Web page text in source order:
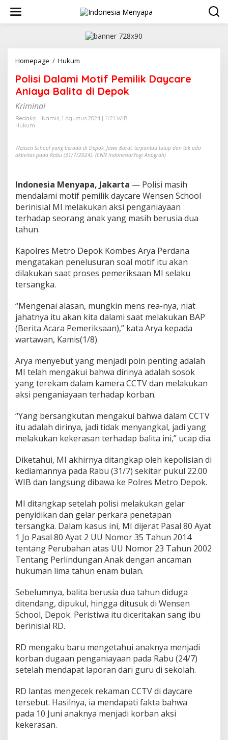
w
Homepage / Hukum
i
s
D
m
t
f
P
e
l
i
k
c
a
r
e
A
i
a
y
a
B
l
i
t
d
D
e
o
Polisi Dalami Motif Pemilik Daycare
Aniaya Balita di Depok
Kriminal
Redaksi
Kamis, 1 Agustus 2024 | 11:21 WIB
Hukum
Wensen School yang berada di Depok, Jawa Barat, terpantau tutup dan tak ada
aktivitas pada Rabu (31/7/2024). (CNN Indonesia/Yogi Anugrah)
Indonesia Menyapa, Jakarta — Polisi masih
mendalami motif pemilik daycare Wensen School
berinisial MI melakukan aksi penganiayaan
terhadap seorang anak yang masih berusia dua
tahun.
Kapolres Metro Depok Kombes Arya Perdana
mengatakan penelusuran soal motif itu akan
dilakukan saat proses pemeriksaan MI selaku
tersangka.
“Mengenai alasan, mungkin mens rea-nya, niat
jahatnya itu akan kita dalami saat melakukan BAP
(Berita Acara Pemeriksaan),” kata Arya kepada
wartawan, Kamis(1/8).
Arya menyebut yang menjadi poin penting adalah
MI telah mengakui bahwa dirinya adalah sosok
yang terekam dalam kamera CCTV dan melakukan
aksi penganiayaan terhadap korban.
“Yang bersangkutan mengakui bahwa dalam CCTV
itu adalah dirinya, jadi tidak menyangkal, jadi yang
melakukan kekerasan terhadap balita ini,” ucap dia.
Diketahui, MI akhirnya ditangkap oleh kepolisian di
kediamannya pada Rabu (31/7) sekitar pukul 22.00
WIB dan langsung dibawa ke Polres Metro Depok.
MI ditangkap setelah polisi melakukan gelar
penyidikan dan gelar perkara penetapan
tersangka. Dalam kasus ini, MI dijerat Pasal 80 Ayat
1 Jo Pasal 80 Ayat 2 UU Nomor 35 Tahun 2014
tentang Perubahan atas UU Nomor 23 Tahun 2002
Tentang Perlindungan Anak dengan ancaman
hukuman lima tahun enam bulan.
Sebelumnya, balita berusia dua tahun diduga
ditendang, dipukul, hingga ditusuk di Wensen
School, Depok. Peristiwa itu diceritakan sang ibu
berinisial RD.
RD mengaku baru mengetahui anaknya menjadi
korban dugaan penganiayaan pada Rabu (24/7)
setelah mendapat laporan dari guru di sekolah.
RD lantas mengecek rekaman CCTV di daycare
tersebut. Hasilnya, ia mendapati fakta bahwa
pada 10 Juni anaknya menjadi korban aksi
kekerasan.